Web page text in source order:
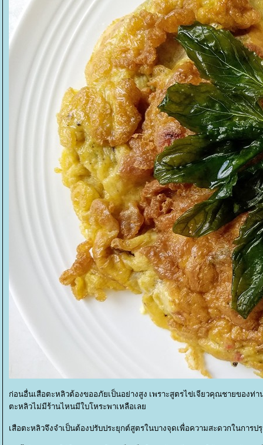
ก่อนอื่นเสือตะหลิวต้องขออภัยเป็นอย่างสูง เพราะสูตรไข่เจียวคุณชายของท่
ตะหลิวไม่มีร้านไหนมีใบโหระพาเหลือเล
เสือตะหลิวจึงจำเป็นต้องปรับประยุกต์สูตรในบางจุดเพื่อความสะดวกในการป